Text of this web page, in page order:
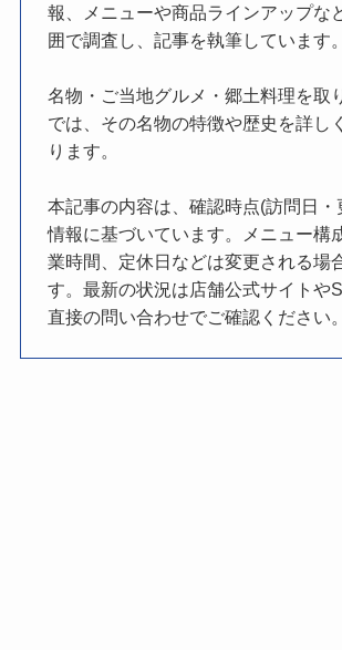
報、メニューや商品ラインアップな
囲で調査し、記事を執筆しています。
名物・ご当地グルメ・郷土料理を取
では、その名物の特徴や歴史を詳し
ります。
本記事の内容は、確認時点(訪問日・
情報に基づいています。メニュー構
業時間、定休日などは変更される場
す。最新の状況は店舗公式サイトや
直接の問い合わせでご確認ください。